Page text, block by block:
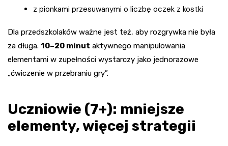
z pionkami przesuwanymi o liczbę oczek z kostki
Dla przedszkolaków ważne jest też, aby rozgrywka nie była
za długa. 10–20 minut aktywnego manipulowania
elementami w zupełności wystarczy jako jednorazowe
„ćwiczenie w przebraniu gry”.
Uczniowie (7+): mniejsze
elementy, więcej strategii